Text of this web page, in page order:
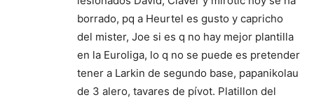
borrado, pq a Heurtel es gusto y capricho
del mister, Joe si es q no hay mejor plantilla
en la Euroliga, lo q no se puede es pretender
tener a Larkin de segundo base, papanikolau
de 3 alero, tavares de pívot. Platillon del